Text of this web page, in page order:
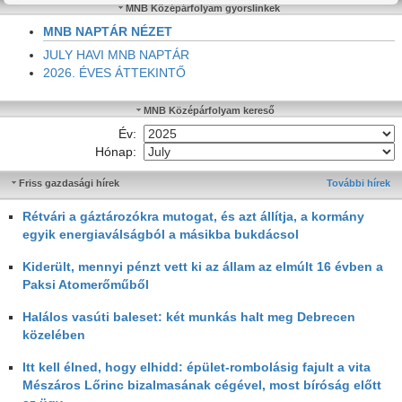
MNB Középárfolyam gyorslinkek
MNB NAPTÁR NÉZET
JULY HAVI MNB NAPTÁR
2026. ÉVES ÁTTEKINTŐ
MNB Középárfolyam kereső
Év:
Hónap:
Friss gazdasági hírek További hírek
Rétvári a gáztározókra mutogat, és azt állítja, a kormány
egyik energiaválságból a másikba bukdácsol
Kiderült, mennyi pénzt vett ki az állam az elmúlt 16 évben a
Paksi Atomerőműből
Halálos vasúti baleset: két munkás halt meg Debrecen
közelében
Itt kell élned, hogy elhidd: épület-rombolásig fajult a vita
Mészáros Lőrinc bizalmasának cégével, most bíróság előtt